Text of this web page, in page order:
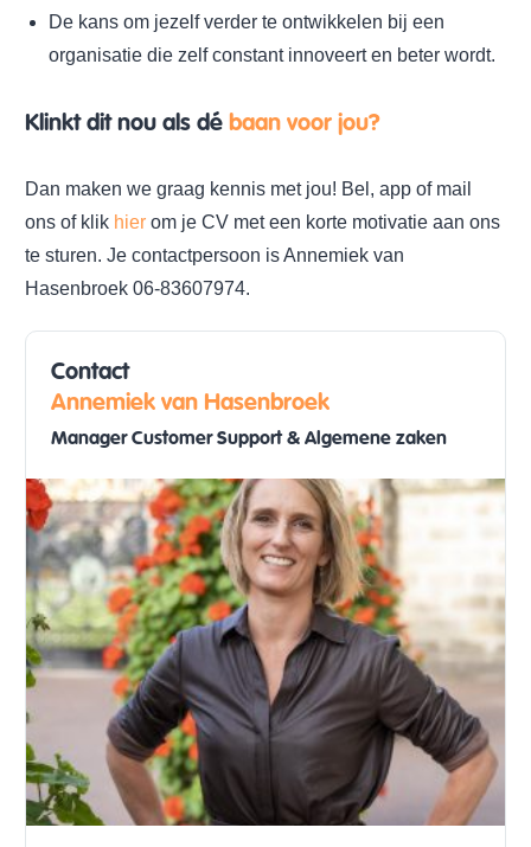
De kans om jezelf verder te ontwikkelen bij een
organisatie die zelf constant innoveert en beter wordt.
Klinkt dit nou als dé baan voor jou?
Dan maken we graag kennis met jou! Bel, app of mail
ons of klik hier om je CV met een korte motivatie aan ons
te sturen. Je contactpersoon is Annemiek van
Hasenbroek 06-83607974.
Contact
Annemiek van Hasenbroek
Manager Customer Support & Algemene zaken